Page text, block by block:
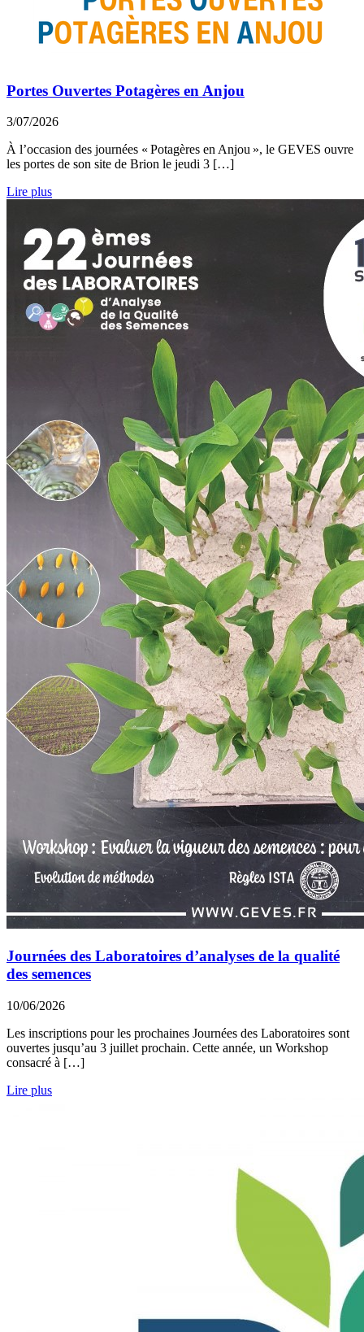
Portes Ouvertes Potagères en Anjou
3/07/2026
À l’occasion des journées « Potagères en Anjou », le GEVES ouvre
les portes de son site de Brion le jeudi 3 […]
Lire plus
Journées des Laboratoires d’analyses de la qualité
des semences
10/06/2026
Les inscriptions pour les prochaines Journées des Laboratoires sont
ouvertes jusqu’au 3 juillet prochain. Cette année, un Workshop
consacré à […]
Lire plus